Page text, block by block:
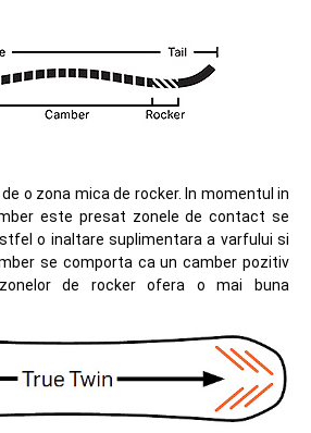
o zona mica de rocker. In momentul in
este presat zonele de contact se
o inaltare suplimentara a varfului si
se comporta ca un camber pozitiv
de rocker ofera o mai buna